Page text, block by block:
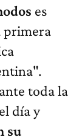
es
primera
toda la
día y
su